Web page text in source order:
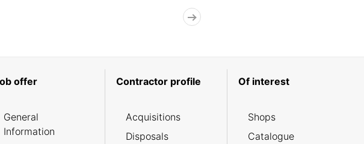
offer
General
Information
Contractor profile
Acquisitions
Disposals
Of interest
Shops
Catalogue